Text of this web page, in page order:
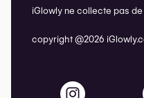
iGlowly ne collecte pas
copyright @2026